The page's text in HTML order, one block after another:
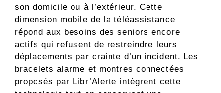
son domicile ou à l’extérieur. Cette
dimension mobile de la téléassistance
répond aux besoins des seniors encore
actifs qui refusent de restreindre leurs
déplacements par crainte d’un incident. Les
bracelets alarme et montres connectées
proposés par Libr’Alerte intègrent cette